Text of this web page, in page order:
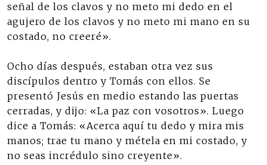
señal de los clavos y no meto mi dedo en el
agujero de los clavos y no meto mi mano en su
costado, no creeré».
Ocho días después, estaban otra vez sus
discípulos dentro y Tomás con ellos. Se
presentó Jesús en medio estando las puertas
cerradas, y dijo: «La paz con vosotros». Luego
dice a Tomás: «Acerca aquí tu dedo y mira mis
manos; trae tu mano y métela en mi costado, y
no seas incrédulo sino creyente».